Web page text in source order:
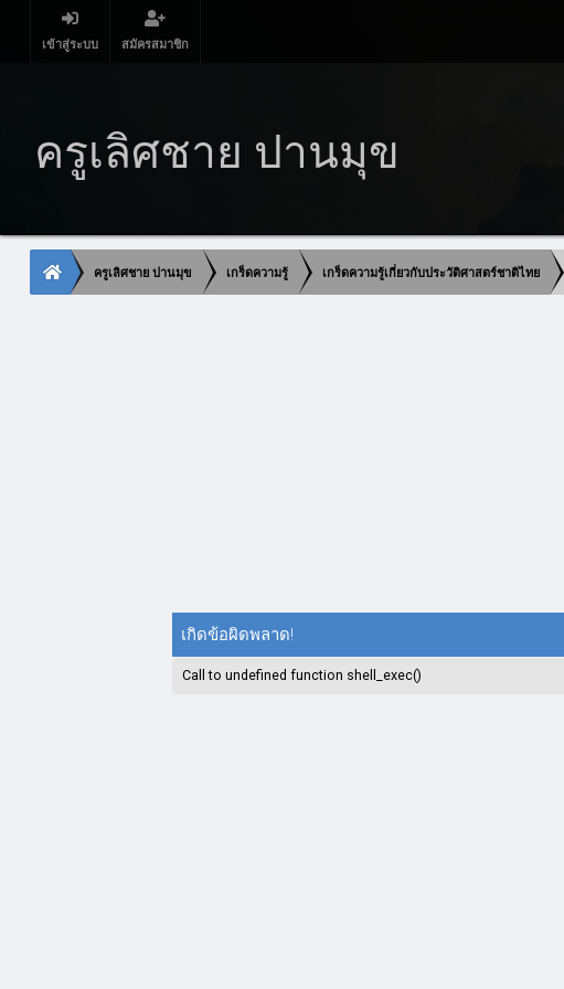
เข้าสู่ระบบ สมัครสมาชิก
ครูเลิศชาย ปานมุข
ครูเลิศชาย ปานมุข เกร็ดความรู้ เกร็ดความรู้เกี่ยวกับประวัติศาสตร์ชาติไทย
เกิดข้อผิดพลาด!
Call to undefined function shell_exec()